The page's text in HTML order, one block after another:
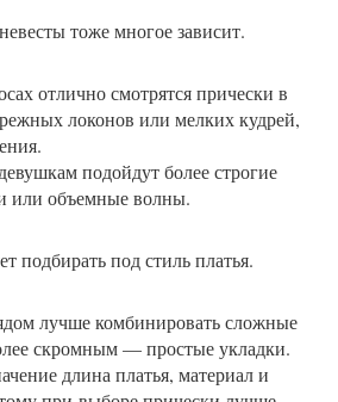
тоже многое зависит.
отлично смотрятся прически в
локонов или мелких кудрей,
подойдут более строгие
или объемные волны.
подбирать под стиль платья.
лучше комбинировать сложные
скромным — простые укладки.
длина платья, материал и